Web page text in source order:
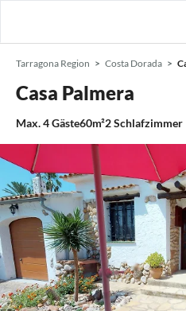
Tarragona Region Costa Dorada
Casa Palmera
Max.4Gäste60m²2Schlafzimmer